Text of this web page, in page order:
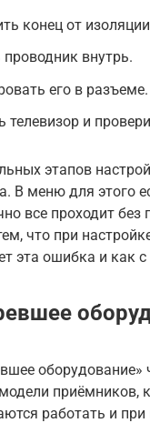
конец от
проводник внутрь.
его в разъеме.
телевизор и
этапов
В меню для этого
все проходит
что при
эта ошибка и как
оборудование»
приёмников,
работать и